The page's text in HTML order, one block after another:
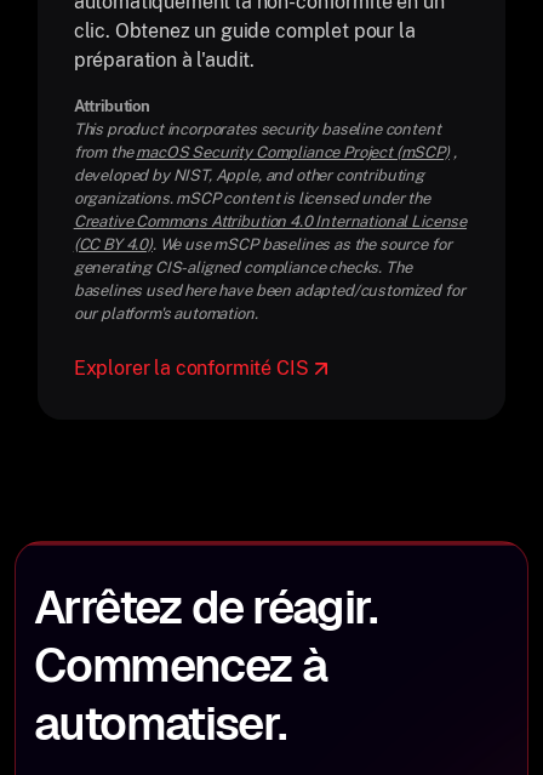
clic. Obtenez un guide complet pour la
préparation à l'audit.
Attribution
This product incorporates security baseline content
from themacOS Security Compliance Project (mSCP),
developed by NIST, Apple, and other contributing
organizations. mSCP content is licensed under the
Creative Commons Attribution 4.0 International License
(CC BY 4.0). We use mSCP baselines as the source for
generating CIS-aligned compliance checks. The
baselines used here have been adapted/customized for
our platform's automation.
Explorer la conformité CIS
Arrêtez de réagir.
Commencez à
automatiser.